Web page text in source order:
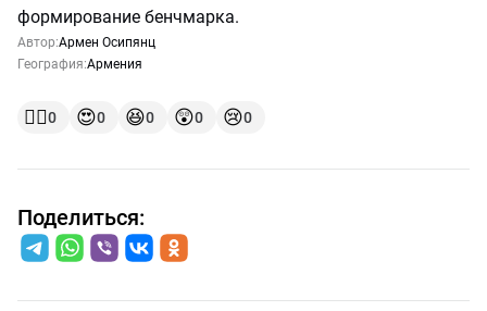
формирование бенчмарка.
Автор:Армен Осипянц
География:Армения
👍🏻0 😍0 😆0 😲0 😢0
Поделиться: